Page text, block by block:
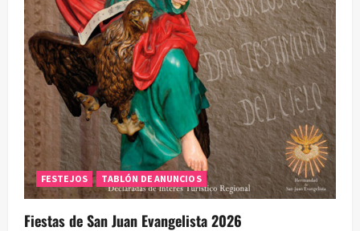
FESTEJOS TABLÓN DE ANUNCIOS
Fiestas de San Juan Evangelista 2026